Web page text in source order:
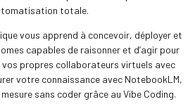
totale.
vous apprend à concevoir, déployer et
capables de raisonner et d’agir pour
vos propres collaborateurs virtuels avec
votre connaissance avec NotebookLM,
sans coder grâce au Vibe Coding.